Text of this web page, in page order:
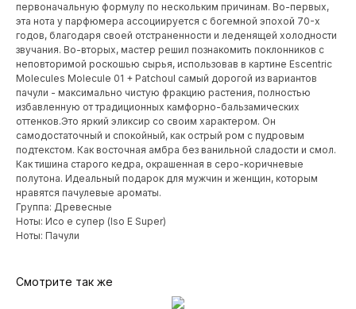
первоначальную формулу по нескольким причинам. Во-первых,
эта нота у парфюмера ассоциируется с богемной эпохой 70-х
годов, благодаря своей отстраненности и леденящей холодности
звучания. Во-вторых, мастер решил познакомить поклонников с
неповторимой роскошью сырья, использовав в картине Escentric
Molecules Molecule 01 + Patchoul самый дорогой из вариантов
пачули - максимально чистую фракцию растения, полностью
избавленную от традиционных камфорно-бальзамических
оттенков.Это яркий эликсир со своим характером. Он
самодостаточный и спокойный, как острый ром с пудровым
подтекстом. Как восточная амбра без ванильной сладости и смол.
Как тишина старого кедра, окрашенная в серо-коричневые
полутона. Идеальный подарок для мужчин и женщин, которым
нравятся пачулевые ароматы.
Группа: Древесные
Ноты: Исо е супер (Iso E Super)
Ноты: Пачули
Смотрите так же